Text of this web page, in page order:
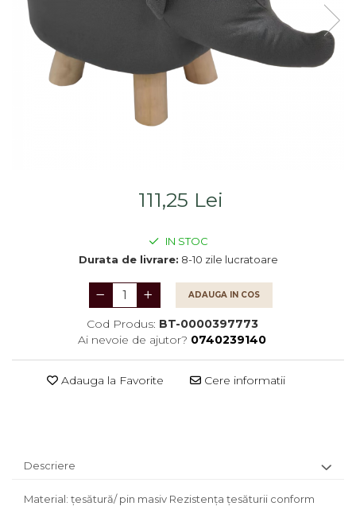
Scaune living/dining
Set mobilier Living
Seturi masa +scaune
dining
Seturi dormitoare
complete
Suporturi
saltea/Somiere/Gratii
111,25 Lei
IN STOC
Durata de livrare: 8-10 zile lucratoare
ADAUGA IN COS
Cod Produs: BT-0000397773
Ai nevoie de ajutor? 0740239140
Adauga la Favorite Cere informatii
Descriere
Material: ţesătură/ pin masiv Rezistenţa ţesăturii conform